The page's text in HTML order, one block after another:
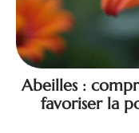
Abeilles :
favoriser la